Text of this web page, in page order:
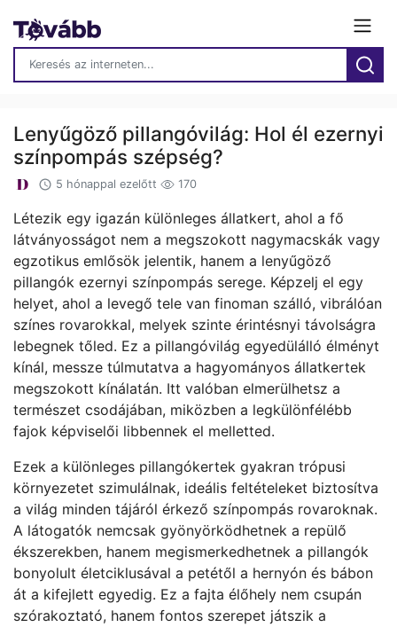
Lenyűgöző pillangóvilág: Hol él ezernyi
színpompás szépség?
5 hónappal ezelőtt 170
Létezik egy igazán különleges állatkert, ahol a fő
látványosságot nem a megszokott nagymacskák vagy
egzotikus emlősök jelentik, hanem a lenyűgöző
pillangók ezernyi színpompás serege. Képzelj el egy
helyet, ahol a levegő tele van finoman szálló, vibrálóan
színes rovarokkal, melyek szinte érintésnyi távolságra
lebegnek tőled. Ez a pillangóvilág egyedülálló élményt
kínál, messze túlmutatva a hagyományos állatkertek
megszokott kínálatán. Itt valóban elmerülhetsz a
természet csodájában, miközben a legkülönfélébb
fajok képviselői libbennek el melletted.
Ezek a különleges pillangókertek gyakran trópusi
környezetet szimulálnak, ideális feltételeket biztosítva
a világ minden tájáról érkező színpompás rovaroknak.
A látogatók nemcsak gyönyörködhetnek a repülő
ékszerekben, hanem megismerkedhetnek a pillangók
bonyolult életciklusával a petétől a hernyón és bábon
át a kifejlett egyedig. Ez a fajta élőhely nem csupán
szórakoztató, hanem fontos szerepet játszik a